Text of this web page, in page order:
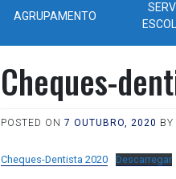
AGRUPAMENTO
Cheques-
POSTED ON 7 OUTUBRO, 2020 BY
Cheques-Dentista 2020 Descarregar